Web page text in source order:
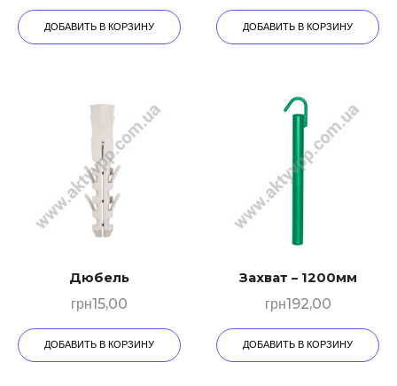
ДОБАВИТЬ В КОРЗИНУ ДОБАВИТЬ В КОРЗИНУ
Дюбeль
грн15,00
ДОБАВИТЬ В КОРЗИНУ
Захват – 1200мм
грн192,00
ДОБАВИТЬ В КОРЗИНУ